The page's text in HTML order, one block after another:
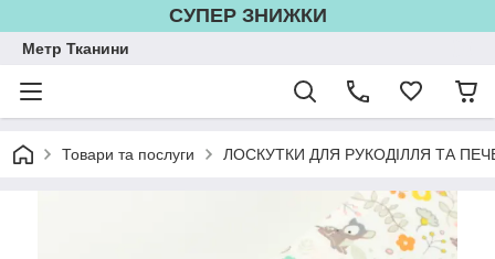
СУПЕР ЗНИЖКИ
Метр Тканини
Товари та послуги ЛОСКУТКИ ДЛЯ РУКОДІЛЛЯ ТА